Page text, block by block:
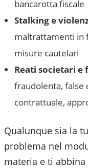
bancarotta fiscale
Stalking e
maltrattamenti in
misure cautelari
Reati societari
fraudolenta, false
contrattuale,
Qualunque sia la
problema nel
materia e ti